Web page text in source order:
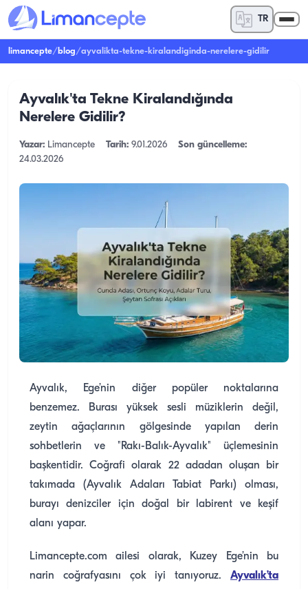
TR
limancepte/blog/ayvalikta-tekne-kiralandiginda-nerelere-gidilir
Ayvalık'ta Tekne Kiralandığında
Nerelere Gidilir?
Yazar: Limancepte Tarih: 9.01.2026
Son güncelleme:
24.03.2026
Ayvalık, Ege’nin diğer popüler noktalarına
benzemez. Burası yüksek sesli müziklerin değil,
zeytin ağaçlarının gölgesinde yapılan derin
sohbetlerin ve "Rakı-Balık-Ayvalık" üçlemesinin
başkentidir. Coğrafi olarak 22 adadan oluşan bir
takımada (Ayvalık Adaları Tabiat Parkı) olması,
burayı denizciler için doğal bir labirent ve keşif
alanı yapar.
Limancepte.com ailesi olarak, Kuzey Ege’nin bu
narin coğrafyasını çok iyi tanıyoruz. Ayvalık’ta